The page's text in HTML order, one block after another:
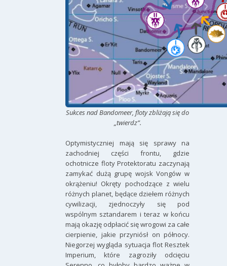
Sukces nad Bandomeer, floty zbliżają się do
„twierdz”.
Optymistyczniej mają się sprawy na
zachodniej części frontu, gdzie
ochotnicze floty Protektoratu zaczynają
zamykać dużą grupę wojsk Vongów w
okrążeniu! Okręty pochodzące z wielu
różnych planet, będące dziełem różnych
cywilizacji, zjednoczyły się pod
wspólnym sztandarem i teraz w końcu
mają okazję odpłacić się wrogowi za całe
cierpienie, jakie przyniósł on północy.
Niegorzej wygląda sytuacja flot Resztek
Imperium, które zagroziły odcięciu